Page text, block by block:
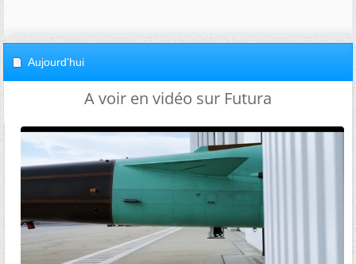
Aujourd'hui
A voir en vidéo sur Futura